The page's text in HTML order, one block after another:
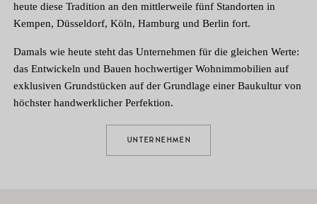
heute diese Tradition an den mittlerweile fünf Standorten in
Kempen, Düsseldorf, Köln, Hamburg und Berlin fort.
Damals wie heute steht das Unternehmen für die gleichen Werte:
das Entwickeln und Bauen hochwertiger Wohnimmobilien auf
exklusiven Grundstücken auf der Grundlage einer Baukultur von
höchster handwerklicher Perfektion.
UNTERNEHMEN